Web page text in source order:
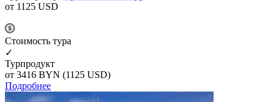
от 1125 USD
Cтоимость тура
✓
Турпродукт
от 3416 BYN (1125 USD)
Подробнее